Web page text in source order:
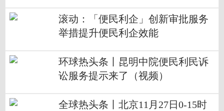
滚动：「便民利企」创新审批服务
举措提升便民利企效能
环球热头条丨昆明中院便民利民诉
讼服务提示来了（视频）
全球热头条丨北京11月27日0-15时